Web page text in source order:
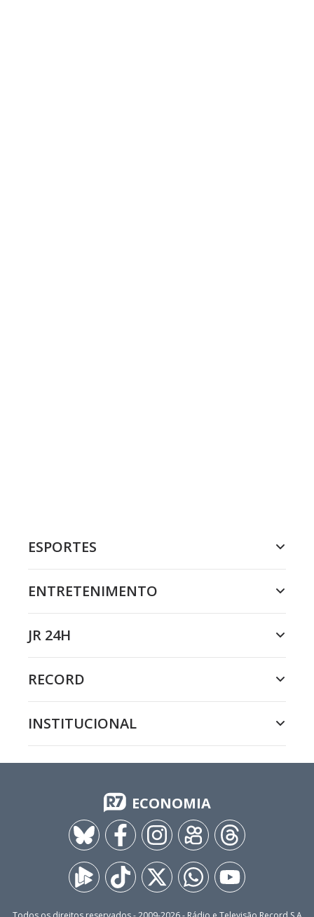
ESPORTES
ENTRETENIMENTO
JR 24H
RECORD
INSTITUCIONAL
ECONOMIA